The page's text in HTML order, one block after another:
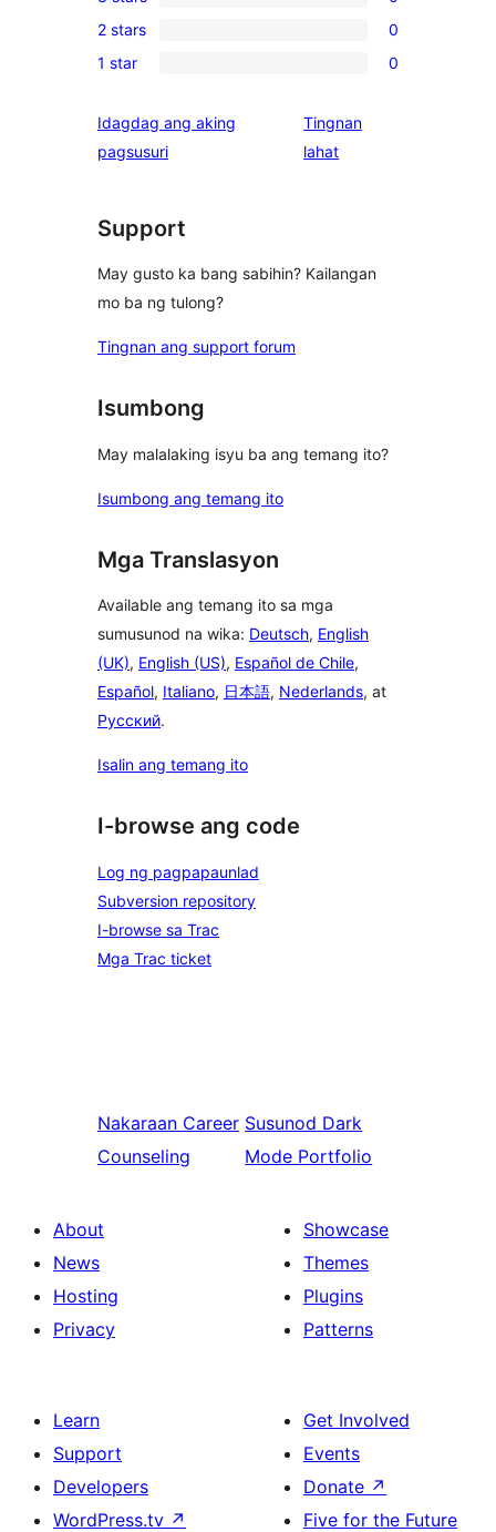
reviews
4-
star
reviews
0
3-
star
0
2-
reviews
2 stars 0
0
star
reviews
1 star 0
Idagdag ang aking
pagsusuri
Tingnan
lahatng
Support
May gusto ka bang sabihin? Kailangan
mo ba ng tulong?
Tingnan ang support forum
Isumbong
May malalaking isyu ba ang temang ito?
Isumbong ang temang ito
Mga Translasyon
Available ang temang ito sa mga
sumusunod na wika: Deutsch, English
(UK), English (US), Español de Chile,
Español, Italiano, 日本語, Nederlands, at
Русский.
Isalin ang temang ito
I-browse ang code
Log ng pagpapaunlad
Subversion repository
I-browse sa Trac
Mga Trac ticket
Nakaraan Career
Counseling
Susunod Dark
Mode Portfolio
About
News
Hosting
Privacy
Showcase
Themes
Plugins
Patterns
Learn
Support
Developers
WordPress.tv ↗
Get Involved
Events
Donate ↗
Five for the Future